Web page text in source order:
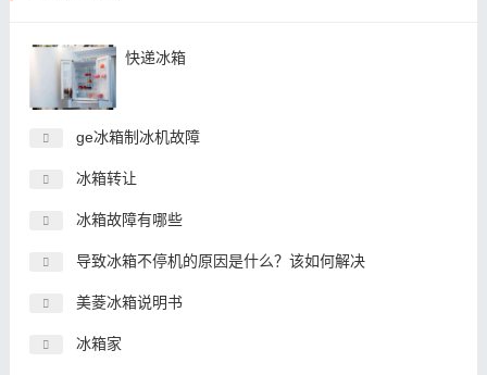
快递冰箱
ge冰箱制冰机故障
冰箱转让
冰箱故障有哪些
导致冰箱不停机的原因是什么？该如何解决
美菱冰箱说明书
冰箱家